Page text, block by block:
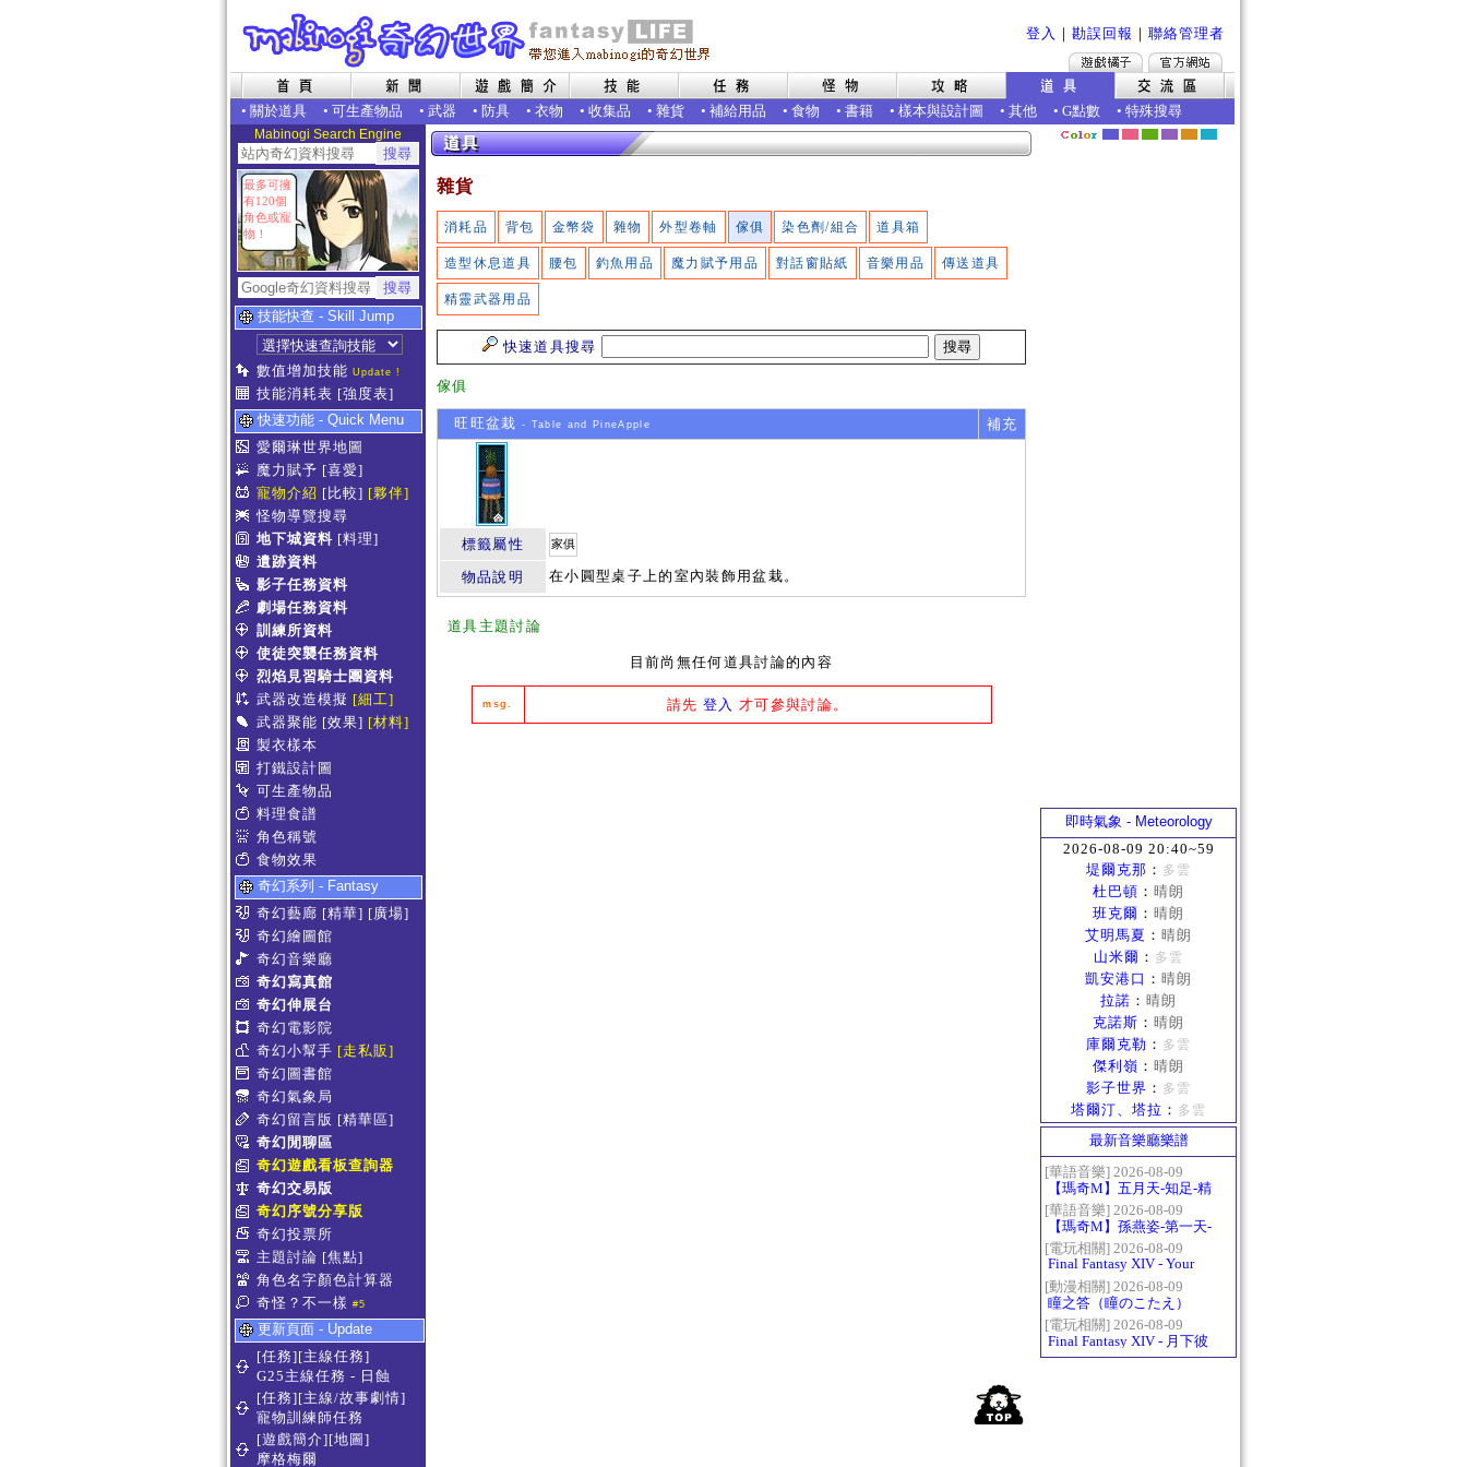
登入 ｜ 勘誤回報 ｜ 聯絡管理者
• 關於道具 • 可生產物品 • 武器 • 防具 • 衣物 • 收集品 • 雜貨 • 補給用品 • 食物 • 書籍 • 樣本與設計圖 • 其他 • G點數 • 特殊搜尋
Mabinogi Search Engine
最多可擁
有120個
角色或寵
物！
技能快查 - Skill Jump
數值增加技能 Update !
技能消耗表 [強度表]
快速功能 - Quick Menu
愛爾琳世界地圖
魔力賦予 [喜愛]
寵物介紹 [比較] [夥伴]
怪物導覽搜尋
地下城資料 [料理]
遺跡資料
影子任務資料
劇場任務資料
訓練所資料
使徒突襲任務資料
烈焰見習騎士團資料
武器改造模擬 [細工]
武器聚能 [效果] [材料]
製衣樣本
打鐵設計圖
可生產物品
料理食譜
角色稱號
食物效果
奇幻系列 - Fantasy
奇幻藝廊 [精華] [廣場]
奇幻繪圖館
奇幻音樂廳
奇幻寫真館
奇幻伸展台
奇幻電影院
奇幻小幫手 [走私販]
奇幻圖書館
奇幻氣象局
奇幻留言版 [精華區]
奇幻閒聊區
奇幻遊戲看板查詢器
奇幻交易版
奇幻序號分享版
奇幻投票所
主題討論 [焦點]
角色名字顏色計算器
奇怪？不一樣 #5
更新頁面 - Update
[任務][主線任務]
G25主線任務 - 日蝕
[任務][主線/故事劇情]
寵物訓練師任務
[遊戲簡介][地圖]
摩格梅爾
雜貨
消耗品 背包 金幣袋 雜物 外型卷軸 傢俱 染色劑/組合 道具箱
造型休息道具 腰包 釣魚用品 魔力賦予用品 對話窗貼紙 音樂用品 傳送道具
精靈武器用品
快速道具搜尋
傢俱
旺旺盆栽 - Table and PineApple 補充
標籤屬性 家俱
物品說明 在小圓型桌子上的室內裝飾用盆栽。
道具主題討論
目前尚無任何道具討論的內容
msg. 請先 登入 才可參與討論。
即時氣象 - Meteorology
2026-08-09 20:40~59
堤爾克那 ： 多雲
杜巴頓 ： 晴朗
班克爾 ： 晴朗
艾明馬夏 ： 晴朗
山米爾 ： 多雲
凱安港口 ： 晴朗
拉諾 ： 晴朗
克諾斯 ： 晴朗
庫爾克勒 ： 多雲
傑利嶺 ： 晴朗
影子世界 ： 多雲
塔爾汀、塔拉 ： 多雲
最新音樂廳樂譜
[華語音樂] 2026-08-09
【瑪奇M】五月天-知足-精
修版
[華語音樂] 2026-08-09
【瑪奇M】孫燕姿-第一天-
精修版
[電玩相關] 2026-08-09
Final Fantasy XIV - Your
Answer
[動漫相關] 2026-08-09
瞳之答（瞳のこたえ）
[電玩相關] 2026-08-09
Final Fantasy XIV - 月下彼
岸花 ～蛮神ツクヨミ討滅